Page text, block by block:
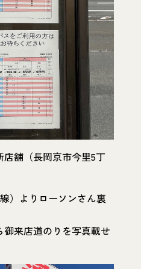
舗（長岡京市今里5丁
）よりローソンさん裏
来店道のりを写真載せ